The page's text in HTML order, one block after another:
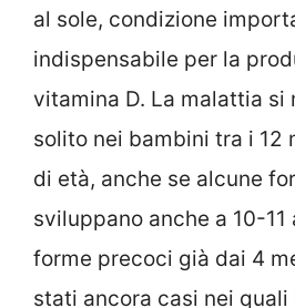
al sole, condizione
indispensabile per la
vitamina D. La malattia si
solito nei bambini tra i 12
di età, anche se alcune
sviluppano anche a 10-11
forme precoci già dai 4
stati ancora casi nei